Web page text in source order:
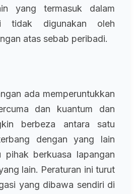
yang termasuk dalam
tidak digunakan oleh
atas sebab peribadi.
ada memperuntukkan
dan kuantum dan
berbeza antara satu
dengan yang lain
pihak berkuasa lapangan
lain. Peraturan ini turut
yang dibawa sendiri di